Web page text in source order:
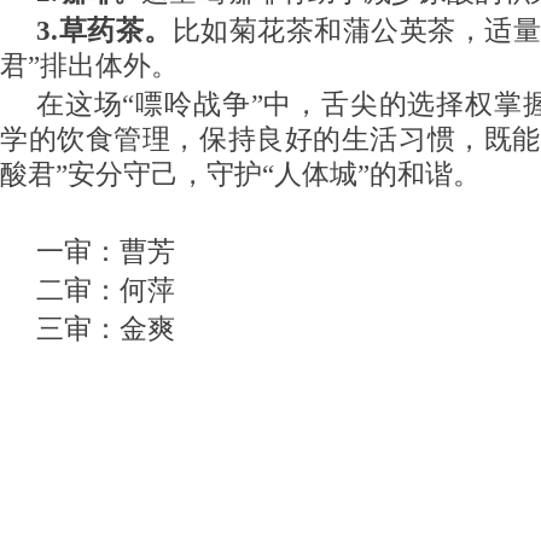
3.草药茶。
比如菊花茶和蒲公英茶，适
君”排出体外。
在这场“嘌呤战争”中，舌尖的选择权掌
学的饮食管理，保持良好的生活习惯，既
酸君”安分守己，守护“人体城”的和谐。
一审：曹芳
二审：何萍
三审：金爽